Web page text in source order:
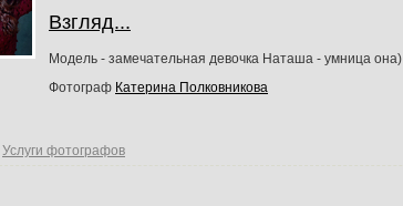
Взгляд...
Модель - замечательная девочка Наташа - умница она)
Фотограф Катерина Полковникова
Услуги фотографов